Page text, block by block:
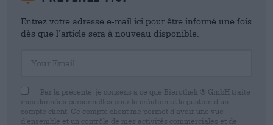
Entrez votre adresse e-mail ici pour être informé une fois
dès que l’article sera à nouveau disponible.
Par la présente, je consens à ce que Bierothek ® GmbH traite
mes données personnelles pour la création et la gestion d’un
compte client. Ce compte client me permet d’avoir une vue
d’ensemble et un contrôle de mes activités commerciales et de